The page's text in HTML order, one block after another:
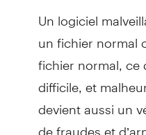
Un logiciel
un fichier normal
fichier normal,
difficile, et
devient aussi un
de fraudes et